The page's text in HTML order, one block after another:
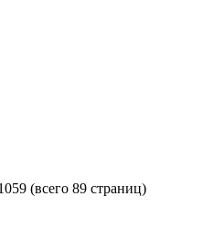
(всего 89 страниц)